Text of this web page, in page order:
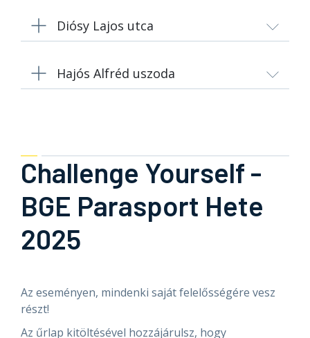
Diósy Lajos utca
Hajós Alfréd uszoda
Challenge Yourself -
BGE Parasport Hete
2025
Az eseményen, mindenki saját felelősségére vesz
részt!
Az űrlap kitöltésével hozzájárulsz, hogy